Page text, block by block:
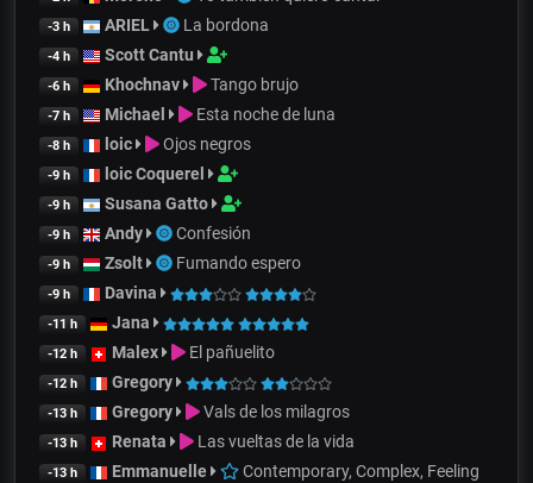
-3 h ARIEL La bordona
-4 h Scott Cantu
-6 h Khochnav Tango brujo
-7 h Michael Esta noche de luna
-8 h loic Ojos negros
-9 h loic Coquerel
-9 h Susana Gatto
-9 h Andy Confesión
-9 h Zsolt Fumando espero
-9 h Davina
-11 h Jana
-12 h Malex El pañuelito
-12 h Gregory
-13 h Gregory Vals de los milagros
-13 h Renata Las vueltas de la vida
-13 h Emmanuelle Contemporary, Complex, Feeling